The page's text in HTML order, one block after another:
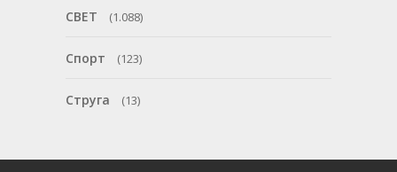
СВЕТ (1.088)
Спорт (123)
Струга (13)